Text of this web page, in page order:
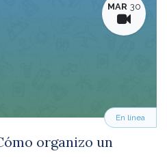
MAR 30
organizo un
En línea